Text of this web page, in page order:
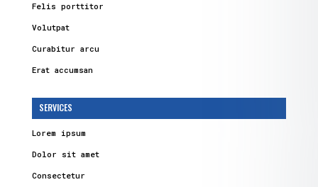
Felis porttitor
Volutpat
Curabitur arcu
Erat accumsan
SERVICES
Lorem ipsum
Dolor sit amet
Consectetur